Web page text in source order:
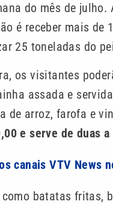
do mês de julho.
é receber mais de
25 toneladas do
os visitantes
assada e
de arroz, farofa e
e serve de duas
canais VTV News
batatas fritas,